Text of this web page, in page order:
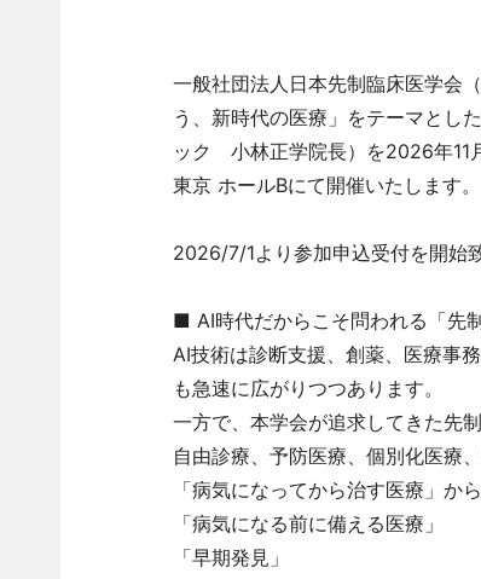
一般社団法人日本先制臨床医学会
う、新時代の医療」をテーマとし
ック 小林正学院長）を2026年11
東京 ホールBにて開催いたします。
2026/7/1より参加申込受付を開始
■ AI時代だからこそ問われる「先制
AI技術は診断支援、創薬、医療事
も急速に広がりつつあります。
一方で、本学会が追求してきた先
自由診療、予防医療、個別化医療
「病気になってから治す医療」から
「病気になる前に備える医療」
「早期発見」